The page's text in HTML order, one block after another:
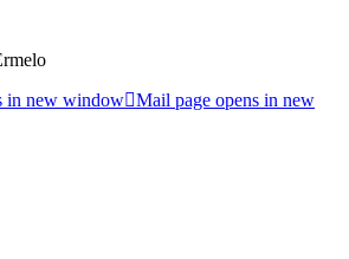
in new window Mail page opens in new